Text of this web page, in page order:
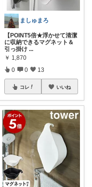
ましゅまろ
【POINT5倍★浮かせて清潔
に収納できるマグネット＆
引っ掛け ...
￥ 1,870
0 0 13
コレ いいね